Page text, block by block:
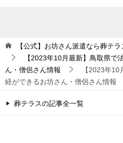
【公式】お坊さん派遣なら葬テ
【2023年10月最新】鳥取県で
ん・僧侶さん情報
【2023年
経ができるお坊さん・僧侶さん情報
葬テラスの記事全一覧